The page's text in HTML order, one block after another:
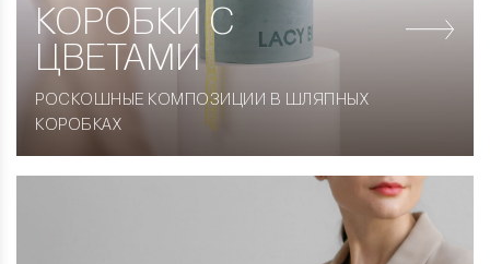
КОРОБКИ С
ЦВЕТАМИ
РОСКОШНЫЕ КОМПОЗИЦИИ В ШЛЯПНЫХ
КОРОБКАХ